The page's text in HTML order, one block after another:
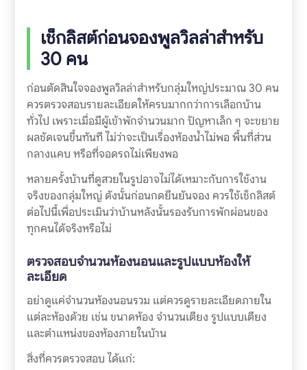
เช็กลิสต์ก่อนจองพูลวิลล่าสำหรับ
30 คน
ก่อนตัดสินใจจองพูลวิลล่าสำหรับกลุ่มใหญ่ประมาณ 30 คน
ควรตรวจสอบรายละเอียดให้ครบมากกว่าการเลือกบ้าน
ทั่วไป เพราะเมื่อมีผู้เข้าพักจำนวนมาก ปัญหาเล็ก ๆ จะขยาย
ผลชัดเจนขึ้นทันที ไม่ว่าจะเป็นเรื่องห้องน้ำไม่พอ พื้นที่ส่วน
กลางแคบ หรือที่จอดรถไม่เพียงพอ
หลายครั้งบ้านที่ดูสวยในรูปอาจไม่ได้เหมาะกับการใช้งาน
จริงของกลุ่มใหญ่ ดังนั้นก่อนกดยืนยันจอง ควรใช้เช็กลิสต์
ต่อไปนี้เพื่อประเมินว่าบ้านหลังนั้นรองรับการพักผ่อนของ
ทุกคนได้จริงหรือไม่
ตรวจสอบจำนวนห้องนอนและรูปแบบห้องให้
ละเอียด
อย่าดูแค่จำนวนห้องนอนรวม แต่ควรดูรายละเอียดภายใน
แต่ละห้องด้วย เช่น ขนาดห้อง จำนวนเตียง รูปแบบเตียง
และตำแหน่งของห้องภายในบ้าน
สิ่งที่ควรตรวจสอบ ได้แก่: